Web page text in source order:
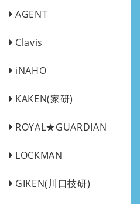
AGENT
Clavis
iNAHO
KAKEN(家研)
ROYAL★GUARDIAN
LOCKMAN
GIKEN(川口技研)